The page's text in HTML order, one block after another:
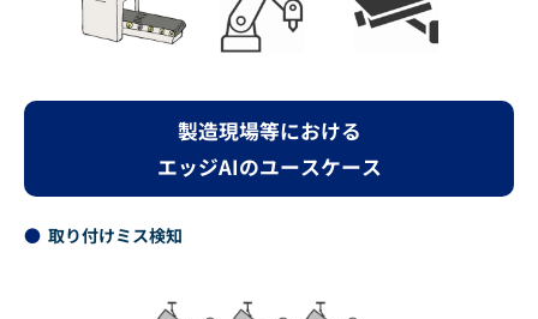
製造現場等における
エッジAIのユースケース
取り付けミス検知